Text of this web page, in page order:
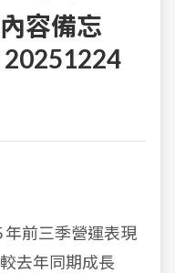
容備忘
年前三季營運表現
去年同期成長